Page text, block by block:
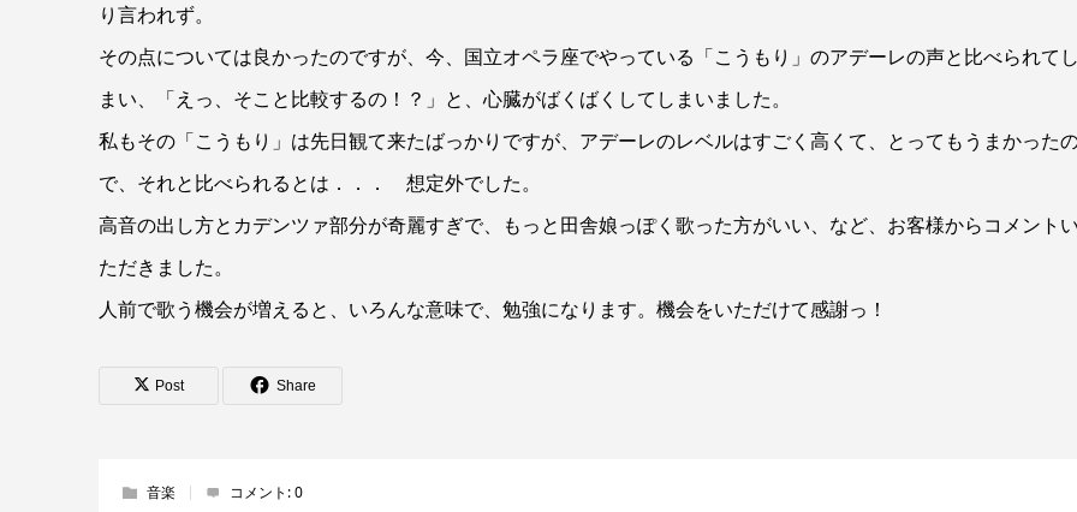
り言われず。
その点については良かったのですが、今、国立オペラ座でやっている「こうもり」のアデーレの声と比べられて
まい、「えっ、そこと比較するの！？」と、心臓がばくばくしてしまいました。
私もその「こうもり」は先日観て来たばっかりですが、アデーレのレベルはすごく高くて、とってもうまかった
で、それと比べられるとは．．． 想定外でした。
高音の出し方とカデンツァ部分が奇麗すぎで、もっと田舎娘っぽく歌った方がいい、など、お客様からコメント
ただきました。
人前で歌う機会が増えると、いろんな意味で、勉強になります。機会をいただけて感謝っ！
Post Share
音楽 コメント:0